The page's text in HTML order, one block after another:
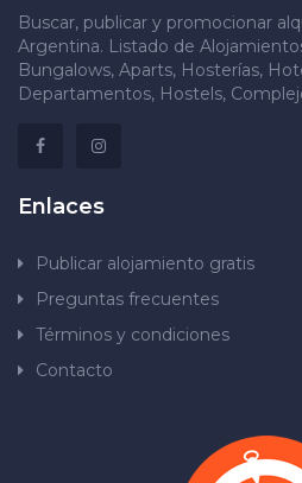
Buscar, publicar y promocionar
Argentina. Listado de
Bungalows, Aparts, Hosterías,
Departamentos, Hostels,
Enlaces
Publicar alojamiento gratis
Preguntas frecuentes
Términos y condiciones
Contacto